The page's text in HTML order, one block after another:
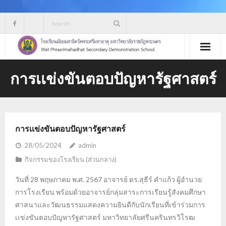
content
การเเข่งขันตอบปัญหารัฐศาสตร์
การเเข่งขันตอบปัญหารัฐศาสตร์
28/05/2024
admin
กิจกรรมของโรงเรียน (ส่วนกลาง)
วันที่ 28 พฤษภาคม พ.ศ. 2567 อาจารย์ ดร.สุธีร์ คำแก้ว ผู้อำนวย
การโรงเรียน พร้อมด้วยอาจารย์กลุ่มสาระการเรียนรู้สังคมศึกษา
ศาสนาและวัฒนธรรมแสดงความยินดีกับนักเรียนที่เข้าร่วมการ
เเข่งขันตอบปัญหารัฐศาสตร์ มหาวิทยาลัยศรีนครินทรวิโรฒ